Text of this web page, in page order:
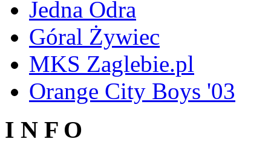
Jedna Odra
Góral Żywiec
MKS Zaglebie.pl
Orange City Boys '03
I N F O